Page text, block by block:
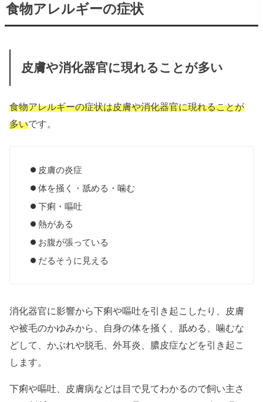
食物アレルギーの症状
皮膚や消化器官に現れることが多い
食物アレルギーの症状は皮膚や消化器官に現れることが
多いです。
皮膚の炎症
体を掻く・舐める・噛む
下痢・嘔吐
熱がある
お腹が張っている
だるそうに見える
消化器官に影響から下痢や嘔吐を引き起こしたり、皮膚
や被毛のかゆみから、自身の体を掻く、舐める、噛むな
どして、かぶれや脱毛、外耳炎、膿皮症などを引き起こ
します。
下痢や嘔吐、皮膚病などは目で見てわかるので飼い主さ